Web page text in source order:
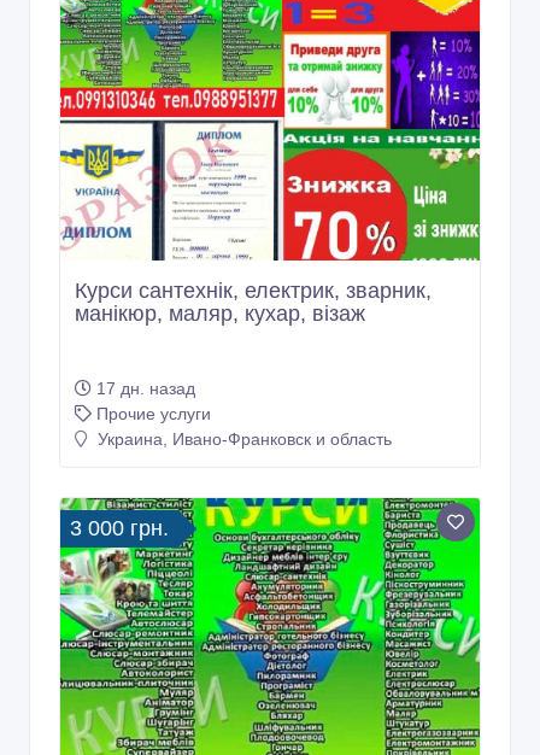
Курси сантехнік, електрик, зварник,
манікюр, маляр, кухар, візаж
17 дн. назад
Прочие услуги
Украина, Ивано-Франковск и область
3 000 грн.